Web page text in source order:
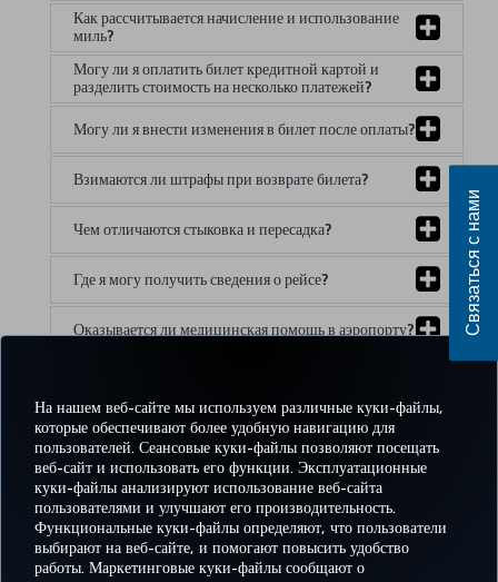
На нашем веб-сайте мы используем различные куки-файлы,
которые обеспечивают более удобную навигацию для
пользователей. Сеансовые куки-файлы позволяют посещать
веб-сайт и использовать его функции. Эксплуатационные
куки-файлы анализируют использование веб-сайта
пользователями и улучшают его производительность.
Функциональные куки-файлы определяют, что пользователи
выбирают на веб-сайте, и помогают повысить удобство
работы. Маркетинговые куки-файлы сообщают о
Как рассчитывается начисление и использование
миль?
Могу ли я оплатить билет кредитной картой и
разделить стоимость на несколько платежей?
Могу ли я внести изменения в билет после оплаты?
Взимаются ли штрафы при возврате билета?
Чем отличаются стыковка и пересадка?
Где я могу получить сведения о рейсе?
Оказывается ли медицинская помощь в аэропорту?
Facebook
TwitterInstagram
YouTubeLinkedIn
TikTokБлогPinterest
Связаться с нами